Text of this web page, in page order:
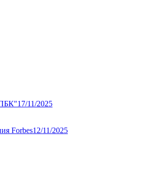
17/11/2025
Forbes12/11/2025